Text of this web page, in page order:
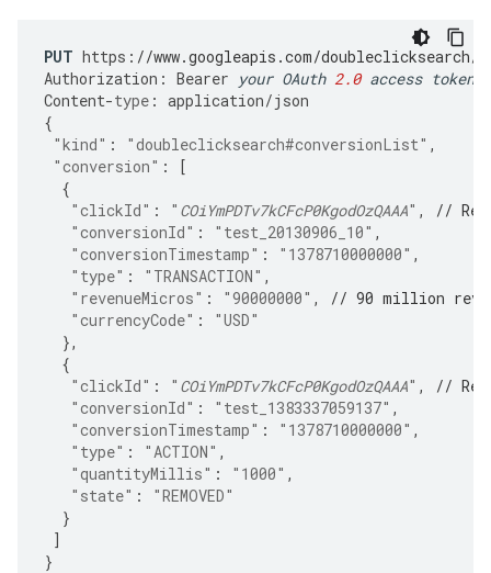
PUT https : //www.googleapis.com/doubleclicksearch/
Authorization : Bearer your OAuth 2.0 access token
Content-type : application/json
{
"kind" : "doubleclicksearch#conversionList" ,
"conversion" :
[
{
"clickId" : " COiYmPDTv7kCFcP0KgodOzQAAA" ,
//
"conversionId" : "test_20130906_10" ,
"conversionTimestamp" : "1378710000000" ,
"type" : "TRANSACTION" ,
"revenueMicros" : "90000000" ,
// 90 million
"currencyCode" :
"USD"
},
{
"clickId" : " COiYmPDTv7kCFcP0KgodOzQAAA" ,
//
"conversionId" : "test_1383337059137" ,
"conversionTimestamp" : "1378710000000" ,
"type" : "ACTION" ,
"quantityMillis" : "1000" ,
"state" :
"REMOVED"
}
]
}